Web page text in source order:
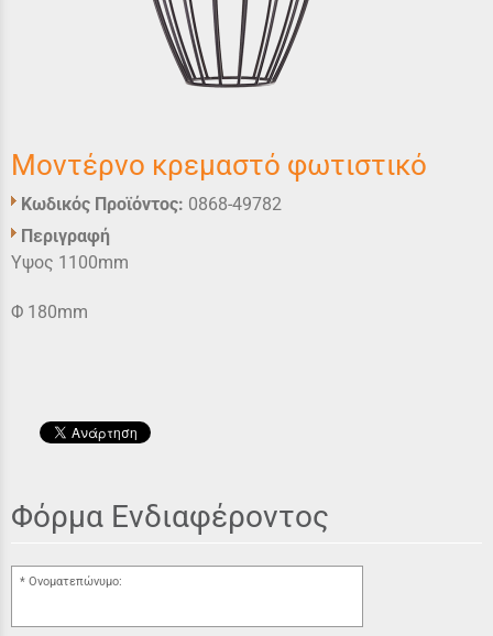
Μοντέρνο κρεμαστό φωτιστικό
Κωδικός Προϊόντος: 0868-49782
Περιγραφή
Υψος 1100mm
Φ 180mm
Φόρμα Ενδιαφέροντος
Ονοματεπώνυμο: